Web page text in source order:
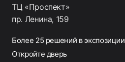
ТЦ «Проспект»
пр. Ленина, 159
Более 25 решений в экспозиции
Откройте дверь